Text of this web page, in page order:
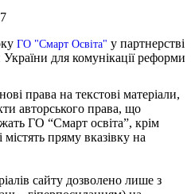
ГО "Смарт Освіта" у партнерстві
України для комунікації реформи
права на текстові матеріали,
авторського права, що
ГО “Смарт освіта”, крім
містять пряму вказівку на
сайту дозволено лише з